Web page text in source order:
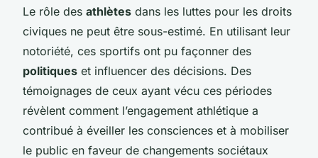
Le rôle des athlètes dans les luttes pour les droits
civiques ne peut être sous-estimé. En utilisant leur
notoriété, ces sportifs ont pu façonner des
politiques et influencer des décisions. Des
témoignages de ceux ayant vécu ces périodes
révèlent comment l’engagement athlétique a
contribué à éveiller les consciences et à mobiliser
le public en faveur de changements sociétaux